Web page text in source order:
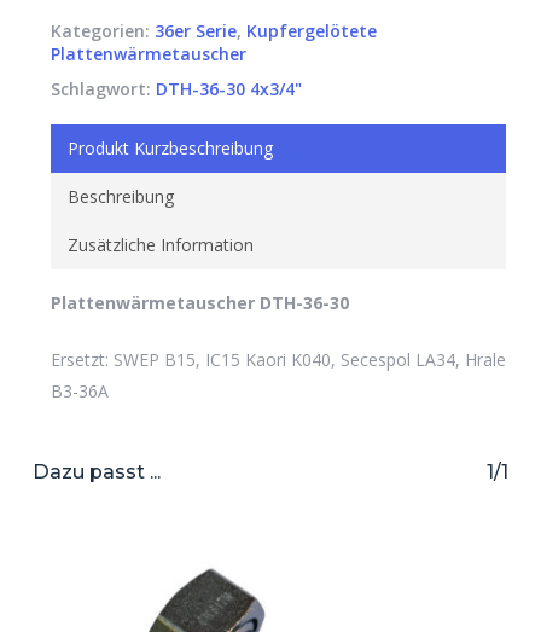
Kategorien: 36er Serie, Kupfergelötete
Plattenwärmetauscher
Schlagwort: DTH-36-30 4x3/4"
Produkt Kurzbeschreibung
Beschreibung
Zusätzliche Information
Plattenwärmetauscher DTH-36-30
Ersetzt: SWEP B15, IC15 Kaori K040, Secespol LA34, Hrale
B3-36A
Dazu passt ... 1/1